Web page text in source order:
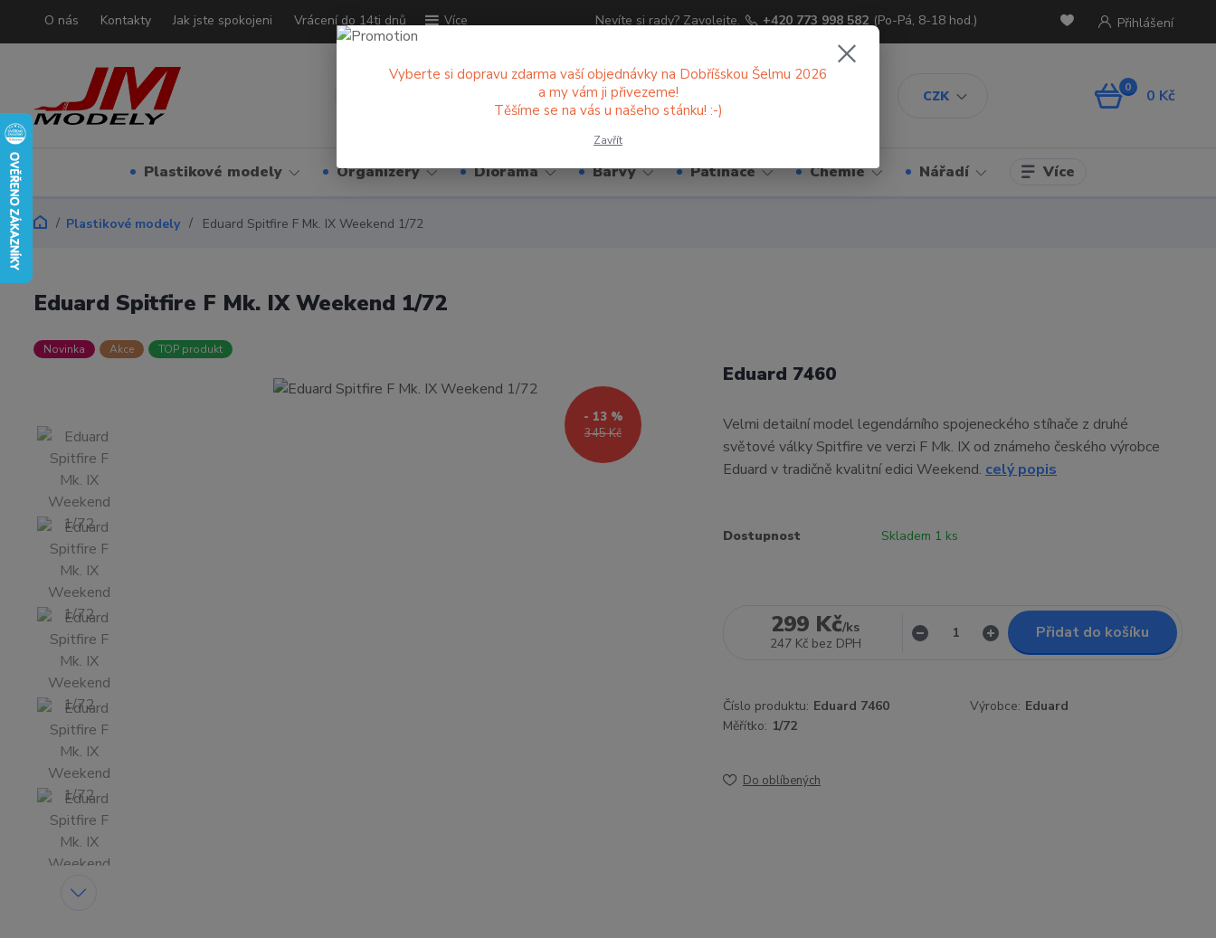
O nás Kontakty Jak jste spokojeni Vrácení do 14ti dnů Více
CZK
Přihlášení
Nevíte si rady? Zavolejte. +420 773 998 582 (Po-Pá, 8-18 hod.)
0 0 Kč
Plastikové modely Organizéry Diorama Barvy Patinace Chemie Nářadí Více
Plastikové modely Eduard Spitfire F Mk. IX Weekend 1/72
Eduard Spitfire F Mk. IX Weekend 1/72
Novinka Akce TOP produkt
345 Kč
- 13 %
Eduard 7460
Velmi detailní model legendárního spojeneckého stíhače z druhé
světové války Spitfire ve verzi F Mk. IX od známeho českého výrobce
Eduard v tradičně kvalitní edici Weekend. celý popis
Dostupnost Skladem 1 ks
299 Kč/ks
247 Kč bez DPH
Přidat do košíku
Číslo produktu: Eduard 7460 Výrobce: Eduard
Měřítko: 1/72
Do oblíbených
Vyberte si dopravu zdarma vaší objednávky na Dobříšskou Šelmu 2026
a my vám ji přivezeme!
Těšíme se na vás u našeho stánku! :-)
Zavřít